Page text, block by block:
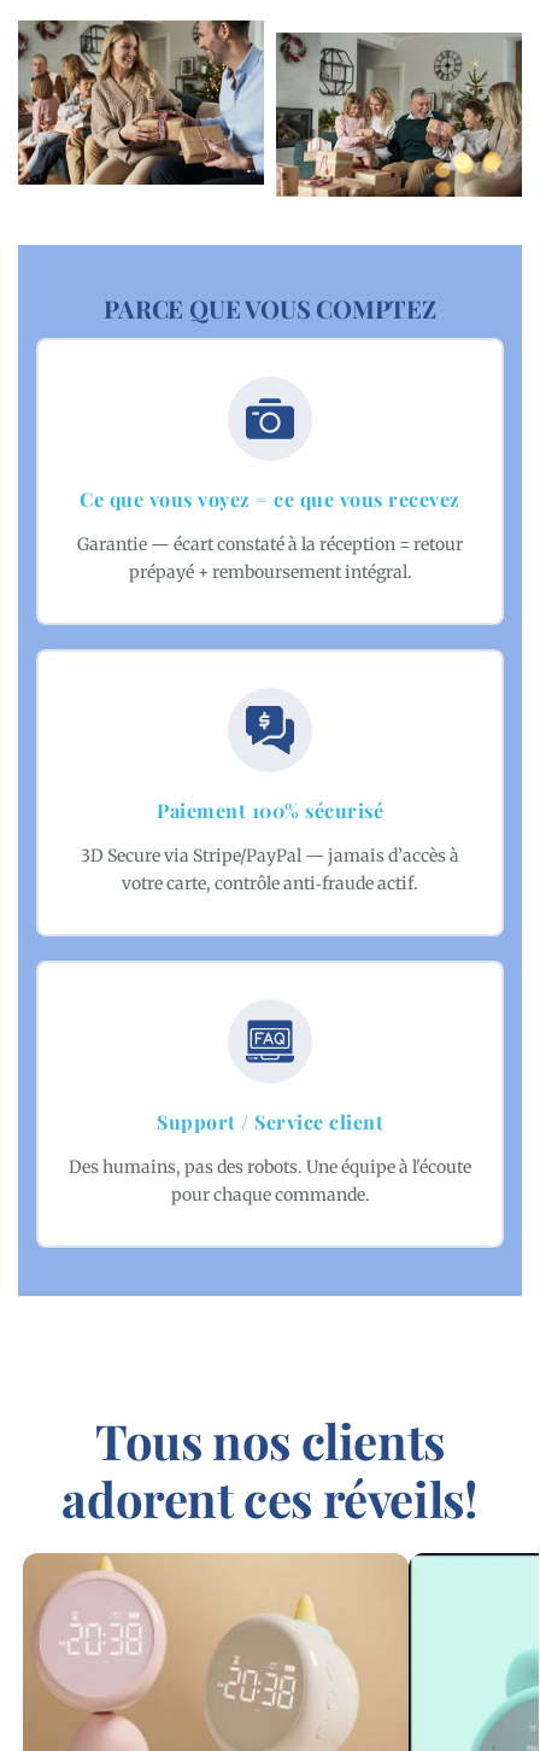
PARCE QUE VOUS COMPTEZ
Ce que vous voyez = ce que vous recevez
Garantie — écart constaté à la réception = retour
prépayé + remboursement intégral.
Paiement 100% sécurisé
3D Secure via Stripe/PayPal — jamais d’accès à
votre carte, contrôle anti‑fraude actif.
Support / Service client
Des humains, pas des robots. Une équipe à l'écoute
pour chaque commande.
Tous nos clients
adorent ces réveils!